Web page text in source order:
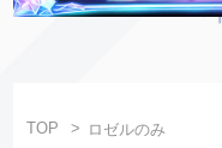
TOP ロゼルのみ